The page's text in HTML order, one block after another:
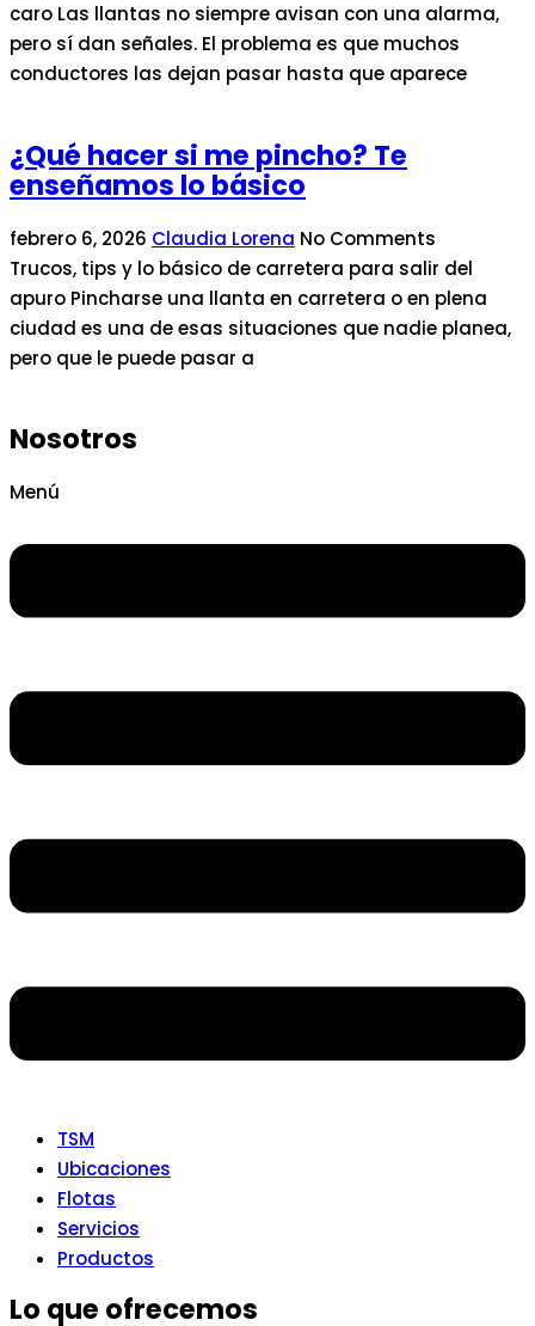
caro Las llantas no siempre avisan con una alarma,
pero sí dan señales. El problema es que muchos
conductores las dejan pasar hasta que aparece
¿Qué hacer si me pincho? Te
enseñamos lo básico
febrero 6, 2026 Claudia Lorena No Comments
Trucos, tips y lo básico de carretera para salir del
apuro Pincharse una llanta en carretera o en plena
ciudad es una de esas situaciones que nadie planea,
pero que le puede pasar a
Nosotros
Menú
TSM
Ubicaciones
Flotas
Servicios
Productos
Lo que ofrecemos